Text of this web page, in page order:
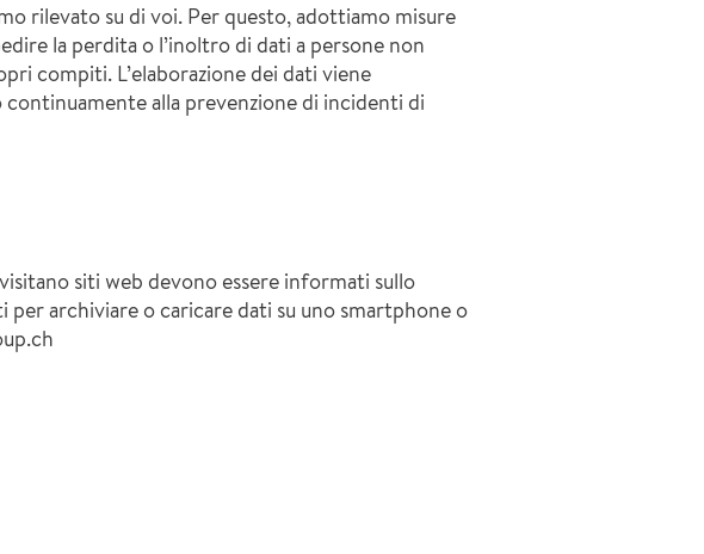
rilevato su di voi. Per questo, adottiamo misure
la perdita o l’inoltro di dati a persone non
compiti. L’elaborazione dei dati viene
alla prevenzione di incidenti di
siti web devono essere informati sullo
per archiviare o caricare dati su uno smartphone o